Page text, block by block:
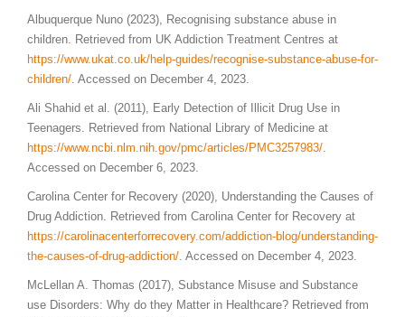
Albuquerque Nuno (2023), Recognising substance abuse in
children. Retrieved from UK Addiction Treatment Centres at
https://www.ukat.co.uk/help-guides/recognise-substance-abuse-for-
children/. Accessed on December 4, 2023.
Ali Shahid et al. (2011), Early Detection of Illicit Drug Use in
Teenagers. Retrieved from National Library of Medicine at
https://www.ncbi.nlm.nih.gov/pmc/articles/PMC3257983/.
Accessed on December 6, 2023.
Carolina Center for Recovery (2020), Understanding the Causes of
Drug Addiction. Retrieved from Carolina Center for Recovery at
https://carolinacenterforrecovery.com/addiction-blog/understanding-
the-causes-of-drug-addiction/. Accessed on December 4, 2023.
McLellan A. Thomas (2017), Substance Misuse and Substance
use Disorders: Why do they Matter in Healthcare? Retrieved from